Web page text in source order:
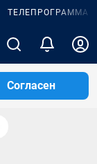
ТЕЛЕПРОГРАММА
Согласен